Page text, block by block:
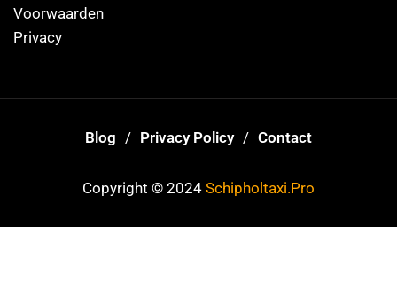
Voorwaarden
Privacy
Blog Privacy Policy Contact
Copyright © 2024 Schipholtaxi.Pro